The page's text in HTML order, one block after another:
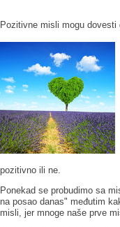
Pozitivne misli mogu dovesti
pozitivno ili ne.
Ponekad se probudimo sa
na posao danas" međutim
misli, jer mnoge naše prve